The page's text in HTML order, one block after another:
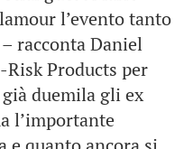
l’evento tanto
racconta Daniel
Risk Products per
duemila gli ex
l’importante